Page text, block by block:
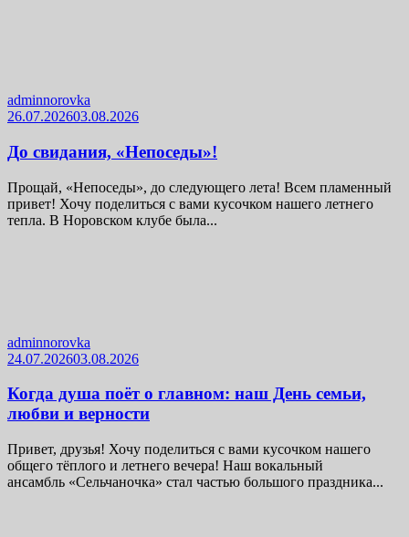
adminnorovka
26.07.202603.08.2026
До свидания, «Непоседы»!
Прощай, «Непоседы», до следующего лета! Всем пламенный
привет! Хочу поделиться с вами кусочком нашего летнего
тепла. В Норовском клубе была...
adminnorovka
24.07.202603.08.2026
Когда душа поёт о главном: наш День семьи,
любви и верности
Привет, друзья! Хочу поделиться с вами кусочком нашего
общего тёплого и летнего вечера! Наш вокальный
ансамбль «Сельчаночка» стал частью большого праздника...